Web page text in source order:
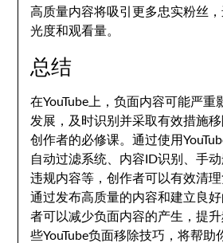
高质量内容将吸引更多忠实粉丝
光度和观看量。
总结
在YouTube上，负面内容可能严重
发展，及时识别并采取有效措施
创作者的必修课。通过使用
自动过滤系统、内容ID识别、手
违规内容等，创作者可以有效清理
通过发布高质量的内容和建立良
者可以减少负面内容的产生，提
些YouTube负面移除技巧，将帮助